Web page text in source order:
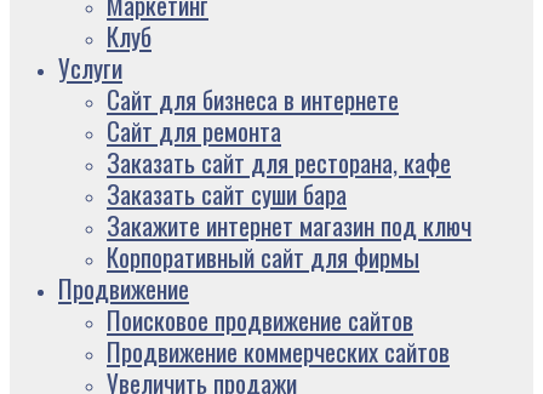
Клуб
Услуги
Сайт для бизнеса в интернете
Сайт для ремонта
Заказать сайт для ресторана, кафе
Заказать сайт суши бара
Закажите интернет магазин под ключ
Корпоративный сайт для фирмы
Продвижение
Поисковое продвижение сайтов
Продвижение коммерческих сайтов
Увеличить продажи